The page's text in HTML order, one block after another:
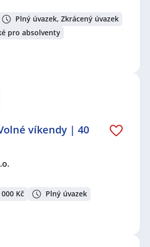
Plný úvazek, Zkrácený úvazek
pro absolventy
víkendy | 40
Kč Plný úvazek